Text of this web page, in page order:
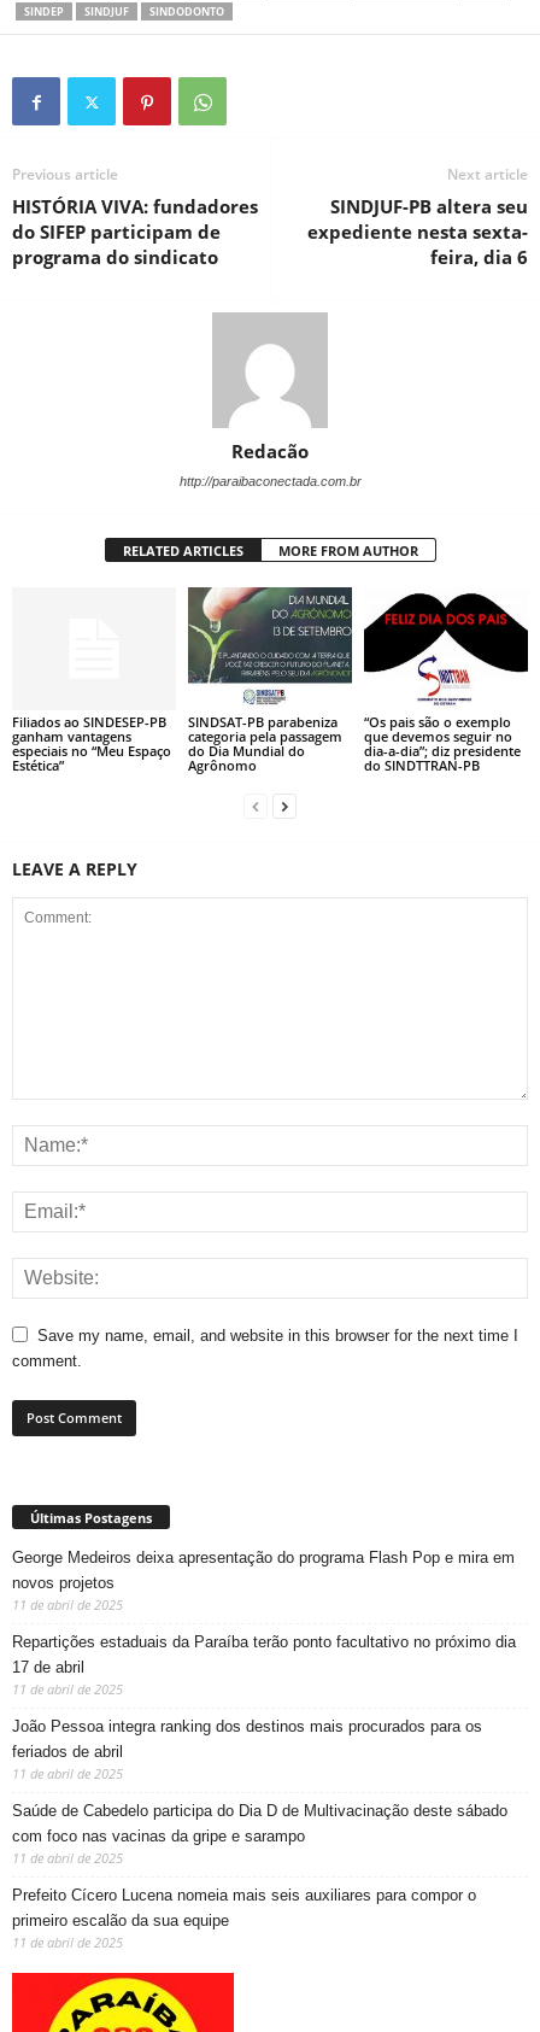
SINDEP
SINDJUF SINDODONTO
Previous article
HISTÓRIA VIVA: fundadores
do SIFEP participam de
programa do sindicato
Next article
SINDJUF-PB altera seu
expediente nesta sexta-
feira, dia 6
Redacão
http://paraibaconectada.com.br
RELATED ARTICLES MORE FROM AUTHOR
Filiados ao SINDESEP-PB
ganham vantagens
especiais no “Meu Espaço
Estética”
SINDSAT-PB parabeniza
categoria pela passagem
do Dia Mundial do
Agrônomo
“Os pais são o exemplo
que devemos seguir no
dia-a-dia”; diz presidente
do SINDTTRAN-PB
LEAVE A REPLY
Save my name, email, and website in this browser for the next time I
comment.
Últimas Postagens
George Medeiros deixa apresentação do programa Flash Pop e mira em
novos projetos
11 de abril de 2025
Repartições estaduais da Paraíba terão ponto facultativo no próximo dia
17 de abril
11 de abril de 2025
João Pessoa integra ranking dos destinos mais procurados para os
feriados de abril
11 de abril de 2025
Saúde de Cabedelo participa do Dia D de Multivacinação deste sábado
com foco nas vacinas da gripe e sarampo
11 de abril de 2025
Prefeito Cícero Lucena nomeia mais seis auxiliares para compor o
primeiro escalão da sua equipe
11 de abril de 2025